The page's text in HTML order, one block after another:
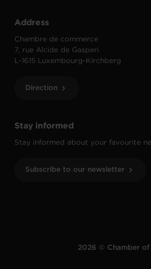
Stay informed
Stay informed about your favourite
Subscribe to our newsletter
Address
Chambre de commerce
7, rue Alcide de Gasperi
L-1615 Luxembourg-Kirchberg
Direction
2026 © Chamber of